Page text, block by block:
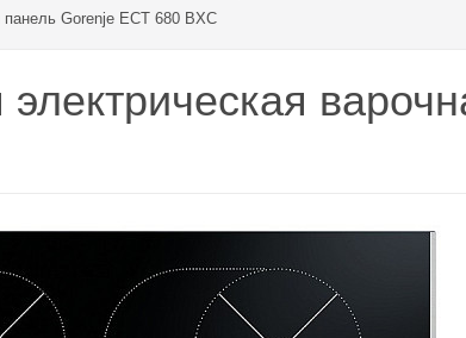
панель Gorenje ECT 680 BXC